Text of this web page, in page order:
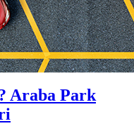
Araba Park